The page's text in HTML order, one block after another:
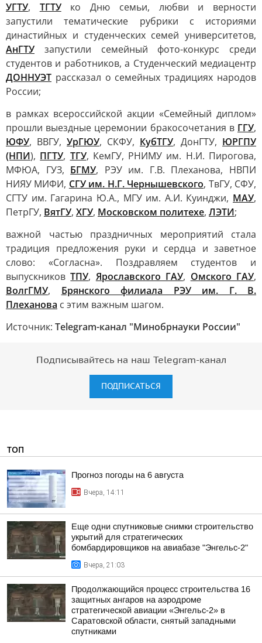
УГТУ, ТГТУко Дню семьи, любви и верности
запустили тематические рубрики с историями
династийных и студенческих семей университетов,
АнГТУ запустили семейный фото-конкурс среди
студентов и работников, а Студенческий медиацентр
ДОННУЭТ рассказал о семейных традициях народов
России;
в рамках всероссийской акции «Семейный диплом»
прошли выездные церемонии бракосочетания в ГГУ,
ЮФУ, ВВГУ, УрГЮУ, СКФУ, КубТГУ, ДонГТУ, ЮРГПУ
(НПИ), ПГТУ, ТГУ, КемГУ, РНИМУ им. Н.И. Пирогова,
МФЮА, ГУЗ, БГМУ, РЭУ им. Г.В. Плеханова, НВПИ
НИЯУ МИФИ, СГУ им. Н.Г. Чернышевского, ТвГУ, СФУ,
СГТУ им. Гагарина Ю.А., МГУ им. А.И. Куинджи, МАУ,
ПетрГУ, ВятГУ, ХГУ, Московском политехе, ЛЭТИ;
важной частью праздничных мероприятий стала
традиция предложения руки и сердца и заветное
слово: «Согласна». Поздравляем студентов и
выпускниковТПУ, Ярославского ГАУ, Омского ГАУ,
ВолгГМУ, Брянского филиала РЭУ им. Г. В.
Плеханова с этим важным шагом.
Источник: Telegram-канал "Минобрнауки России"
Подписывайтесь на наш Telegram-канал
ПОДПИСАТЬСЯ
ТОП
Прогноз погоды на 6 августа
Вчера, 14:11
Еще одни спутниковые снимки строительство
укрытий для стратегических
бомбардировщиков на авиабазе "Энгельс-2"
Вчера, 21:03
Продолжающийся процесс строительства 16
защитных ангаров на аэродроме
стратегической авиации «Энгельс-2» в
Саратовской области, снятый западными
спутниками